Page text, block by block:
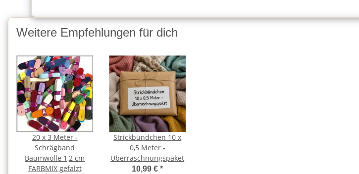
Weitere Empfehlungen für dich
20 x 3 Meter -
Schrägband
Baumwolle 1,2 cm
FARBMIX gefalzt
Strickbündchen 10 x
0,5 Meter -
Überraschnungspaket
10,99 €*